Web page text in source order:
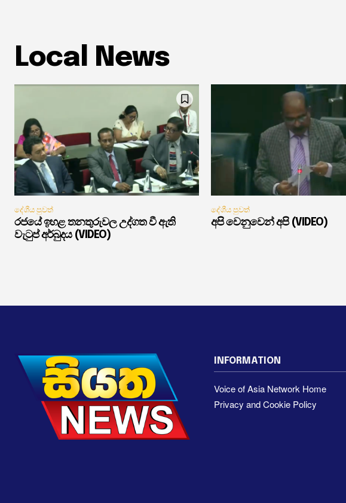
Local News
දේශීය පුවත්
රජයේ ඉහළ තනතුරුවල උද්ගත වී ඇති
වැටුප් අර්බුදය (VIDEO)
දේශීය පුවත්
අපි වෙනුවෙන් අපි (VIDEO)
INFORMATION
Voice of Asia Network Home
Privacy and Cookie Policy